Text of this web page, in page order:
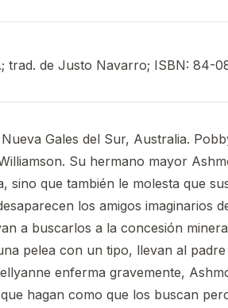
trad. de Justo Navarro; ISBN: 84-
Gales del Sur, Australia.
Su hermano mayor
sino que también le molesta que
los amigos imaginarios
a buscarlos a la concesión
pelea con un tipo, llevan al
enferma gravemente,
hagan como que los buscan